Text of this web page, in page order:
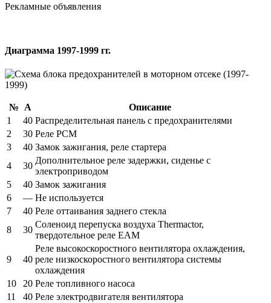
Рекламные объявления
Диаграмма 1997-1999 гг.
№ А
Описание
1
40 Распределительная панель с предохранителями
2
30 Реле PCM
3
40 Замок зажигания, реле стартера
4
30
Дополнительное реле задержки, сиденье с
электроприводом
5
40 Замок зажигания
6
— Не используется
7
40 Реле оттаивания заднего стекла
8
30
Соленоид перепуска воздуха Thermactor,
твердотельное реле EAM
9 40
Реле высокоскоростного вентилятора охлаждения,
реле низкоскоростного вентилятора системы
охлаждения
10
20 Реле топливного насоса
11
40 Реле электродвигателя вентилятора